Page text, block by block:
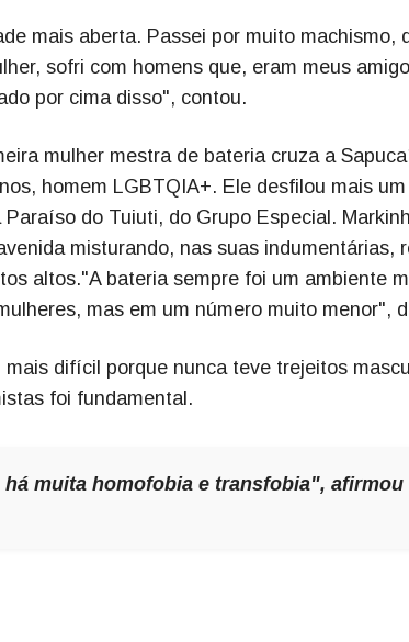
mais aberta. Passei por muito machismo,
sofri com homens que, eram meus
por cima disso", contou.
mulher mestra de bateria cruza a
homem LGBTQIA+. Ele desfilou mais
do Tuiuti, do Grupo Especial.
misturando, nas suas indumentárias,
altos."A bateria sempre foi um ambiente
mas em um número muito menor",
difícil porque nunca teve trejeitos
foi fundamental.
muita homofobia e transfobia", afirmou